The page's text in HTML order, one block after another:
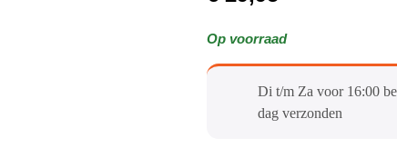
Op voorraad
Di t/m Za voor 16:00
dag verzonden​